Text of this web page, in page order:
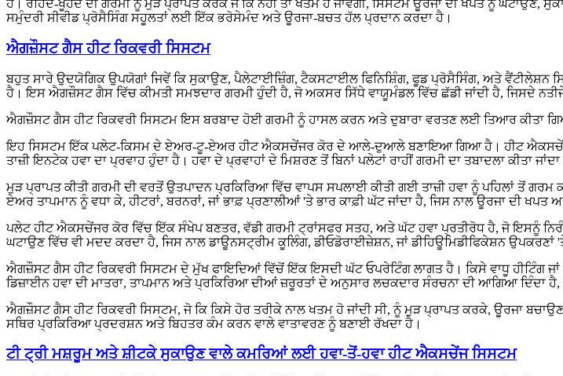
ਹੈ। ਰਹਿੰਦ-ਖੂੰਹਦ ਦੀ ਗਰਮੀ ਨੂੰ ਮੁੜ ਪ੍ਰਾਪਤ ਕਰਕੇ ਜੋ ਕਿ ਨਹੀਂ ਤਾਂ ਖਤਮ ਹੋ ਜਾਵੇਗੀ, ਸਿਸਟਮ ਊਰਜਾ ਦੀ ਖਪਤ ਨੂੰ
ਸਮੁੰਦਰੀ ਸੀਵੀਡ ਪ੍ਰੋਸੈਸਿੰਗ ਸਹੂਲਤਾਂ ਲਈ ਇੱਕ ਭਰੋਸੇਮੰਦ ਅਤੇ ਊਰਜਾ-ਬਚਤ ਹੱਲ ਪ੍ਰਦਾਨ ਕਰਦਾ ਹੈ।
ਐਗਜ਼ੌਸਟ ਗੈਸ ਹੀਟ ਰਿਕਵਰੀ ਸਿਸਟਮ
ਬਹੁਤ ਸਾਰੇ ਉਦਯੋਗਿਕ ਉਪਯੋਗਾਂ ਜਿਵੇਂ ਕਿ ਸੁਕਾਉਣ, ਪੈਲੇਟਾਈਜ਼ਿੰਗ, ਟੈਕਸਟਾਈਲ ਫਿਨਿਸ਼ਿੰਗ, ਫੂਡ ਪ੍ਰੋਸੈਸਿੰਗ, ਅਤੇ ਵੈਂਟੀਲੇਸ਼ਨ
ਹੈ। ਇਸ ਐਗਜ਼ੌਸਟ ਗੈਸ ਵਿੱਚ ਕੀਮਤੀ ਸਮਝਦਾਰ ਗਰਮੀ ਹੁੰਦੀ ਹੈ, ਜੋ ਅਕਸਰ ਸਿੱਧੇ ਵਾਯੂਮੰਡਲ ਵਿੱਚ ਛੱਡੀ ਜਾਂਦੀ ਹੈ, ਜਿਸਦੇ
ਐਗਜ਼ੌਸਟ ਗੈਸ ਹੀਟ ਰਿਕਵਰੀ ਸਿਸਟਮ ਇਸ ਬਰਬਾਦ ਹੋਈ ਗਰਮੀ ਨੂੰ ਹਾਸਲ ਕਰਨ ਅਤੇ ਦੁਬਾਰਾ ਵਰਤਣ ਲਈ ਤਿਆਰ ਕੀਤਾ
ਇਹ ਸਿਸਟਮ ਇੱਕ ਪਲੇਟ-ਕਿਸਮ ਦੇ ਏਅਰ-ਟੂ-ਏਅਰ ਹੀਟ ਐਕਸਚੇਂਜਰ ਕੋਰ ਦੇ ਆਲੇ-ਦੁਆਲੇ ਬਣਾਇਆ ਗਿਆ ਹੈ। ਹੀਟ
ਤਾਜ਼ੀ ਇਨਟੇਕ ਹਵਾ ਦਾ ਪ੍ਰਵਾਹ ਹੁੰਦਾ ਹੈ। ਹਵਾ ਦੇ ਪ੍ਰਵਾਹਾਂ ਦੇ ਮਿਸ਼ਰਣ ਤੋਂ ਬਿਨਾਂ ਪਲੇਟਾਂ ਰਾਹੀਂ ਗਰਮੀ ਦਾ ਤਬਾਦਲਾ ਕੀਤਾ
ਮੁੜ ਪ੍ਰਾਪਤ ਕੀਤੀ ਗਰਮੀ ਦੀ ਵਰਤੋਂ ਉਤਪਾਦਨ ਪ੍ਰਕਿਰਿਆ ਵਿੱਚ ਵਾਪਸ ਸਪਲਾਈ ਕੀਤੀ ਗਈ ਤਾਜ਼ੀ ਹਵਾ ਨੂੰ ਪਹਿਲਾਂ ਤੋਂ
ਏਅਰ ਤਾਪਮਾਨ ਨੂੰ ਵਧਾ ਕੇ, ਹੀਟਰਾਂ, ਬਰਨਰਾਂ, ਜਾਂ ਭਾਫ਼ ਪ੍ਰਣਾਲੀਆਂ 'ਤੇ ਭਾਰ ਕਾਫ਼ੀ ਘੱਟ ਜਾਂਦਾ ਹੈ, ਜਿਸ ਨਾਲ ਊਰਜਾ ਦੀ
ਪਲੇਟ ਹੀਟ ਐਕਸਚੇਂਜਰ ਕੋਰ ਵਿੱਚ ਇੱਕ ਸੰਖੇਪ ਬਣਤਰ, ਵੱਡੀ ਗਰਮੀ ਟ੍ਰਾਂਸਫਰ ਸਤਹ, ਅਤੇ ਘੱਟ ਹਵਾ ਪ੍ਰਤੀਰੋਧ ਹੈ, ਜੋ ਇਸਨੂੰ
ਘਟਾਉਣ ਵਿੱਚ ਵੀ ਮਦਦ ਕਰਦਾ ਹੈ, ਜਿਸ ਨਾਲ ਡਾਊਨਸਟ੍ਰੀਮ ਕੂਲਿੰਗ, ਡੀਓਡੋਰਾਈਜ਼ੇਸ਼ਨ, ਜਾਂ ਡੀਹਿਊਮਿਡੀਫਿਕੇਸ਼ਨ ਉਪਕਰਣਾਂ
ਐਗਜ਼ੌਸਟ ਗੈਸ ਹੀਟ ਰਿਕਵਰੀ ਸਿਸਟਮ ਦੇ ਮੁੱਖ ਫਾਇਦਿਆਂ ਵਿੱਚੋਂ ਇੱਕ ਇਸਦੀ ਘੱਟ ਓਪਰੇਟਿੰਗ ਲਾਗਤ ਹੈ। ਕਿਸੇ ਵਾਧੂ ਹੀਟਿੰਗ
ਡਿਜ਼ਾਈਨ ਹਵਾ ਦੀ ਮਾਤਰਾ, ਤਾਪਮਾਨ ਅਤੇ ਪ੍ਰਕਿਰਿਆ ਦੀਆਂ ਜ਼ਰੂਰਤਾਂ ਦੇ ਅਨੁਸਾਰ ਲਚਕਦਾਰ ਸੰਰਚਨਾ ਦੀ ਆਗਿਆ ਦਿੰਦਾ
ਐਗਜ਼ੌਸਟ ਗੈਸ ਹੀਟ ਰਿਕਵਰੀ ਸਿਸਟਮ, ਜੋ ਕਿ ਕਿਸੇ ਹੋਰ ਤਰੀਕੇ ਨਾਲ ਖਤਮ ਹੋ ਜਾਂਦੀ ਸੀ, ਨੂੰ ਮੁੜ ਪ੍ਰਾਪਤ ਕਰਕੇ, ਊਰਜਾ
ਸਥਿਰ ਪ੍ਰਕਿਰਿਆ ਪ੍ਰਦਰਸ਼ਨ ਅਤੇ ਬਿਹਤਰ ਕੰਮ ਕਰਨ ਵਾਲੇ ਵਾਤਾਵਰਣ ਨੂੰ ਬਣਾਈ ਰੱਖਦਾ ਹੈ।
ਟੀ ਟ੍ਰੀ ਮਸ਼ਰੂਮ ਅਤੇ ਸ਼ੀਟਕੇ ਸੁਕਾਉਣ ਵਾਲੇ ਕਮਰਿਆਂ ਲਈ ਹਵਾ-ਤੋਂ-ਹਵਾ ਹੀਟ ਐਕਸਚੇਂਜ ਸਿਸਟਮ